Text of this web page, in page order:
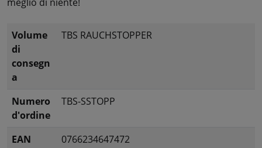
Volume
di
consegn
a
TBS RAUCHSTOPPER
Numero
d'ordine
TBS-SSTOPP
EAN
0766234647472